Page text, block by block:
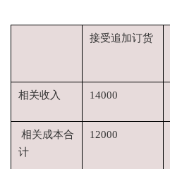
接受追加订货
相关收入 14000
相关成本合
计
12000